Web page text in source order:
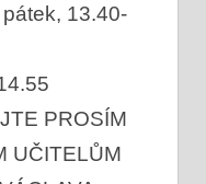
13.40-
PROSÍM
UČITELŮM